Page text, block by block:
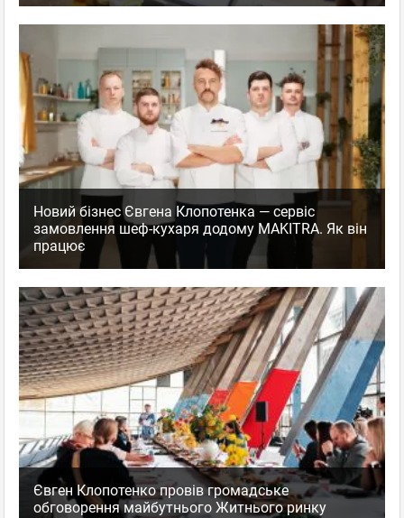
Новий бізнес Євгена Клопотенка — сервіс
замовлення шеф-кухаря додому MAKITRA. Як він
працює
Євген Клопотенко провів громадське
обговорення майбутнього Житнього ринку